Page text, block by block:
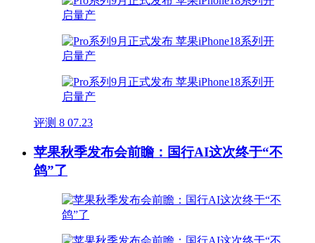
评测 8 07.23
苹果秋季发布会前瞻：国行AI这次终于“不
鸽”了